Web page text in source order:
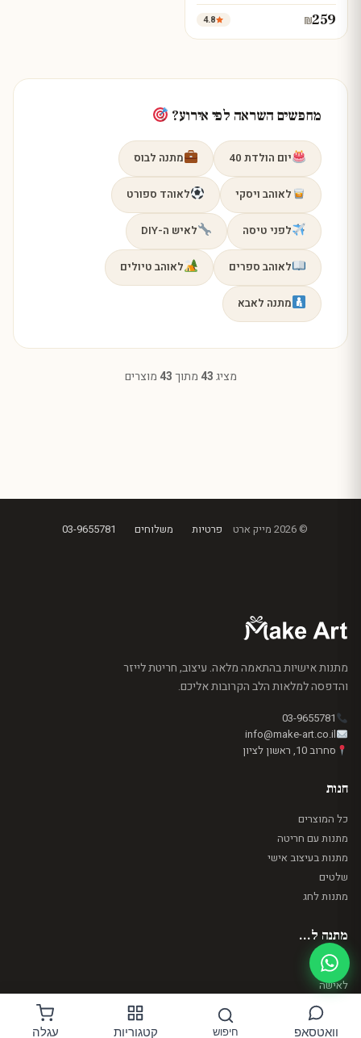
₪259
4.8
מחפשים השראה לפי אירוע?
יום הולדת 40 מתנה לבוס
לאוהב ויסקי לאוהד ספורט
לפני טיסה לאיש ה-DIY
לאוהב ספרים לאוהב טיולים
מתנה לאבא
מציג43 מתוך43 מוצרים
© 2026 מייק ארט פרטיות משלוחים 03-9655781
מתנות אישיות בהתאמה מלאה. עיצוב, חריטת לייזר
והדפסה למלאות הלב הקרובות אליכם.
03-9655781
info@make-art.co.il
סחרוב 10, ראשון לציון
חנות
כל המוצרים
מתנות עם חריטה
מתנות בעיצוב אישי
שלטים
מתנות לחג
מתנה ל...
לגבר
לאישה
לאימא
וואטסאפ חיפוש קטגוריות עגלה